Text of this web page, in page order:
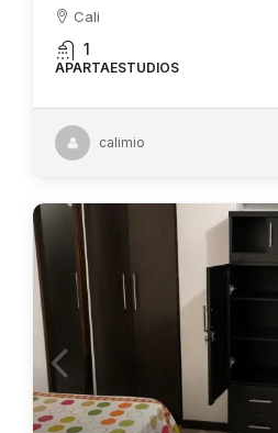
Cali
1
APARTAESTUDIOS
calimio